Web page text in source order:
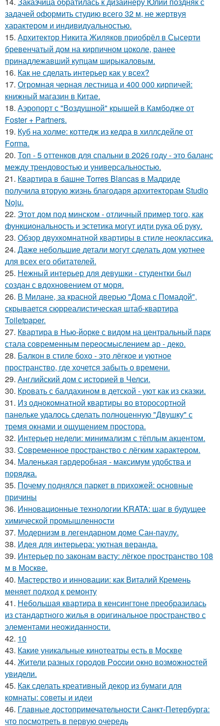
задачей оформить студию всего 32 м, не жертвуя
характером и индивидуальностью.
15. Архитектор Никита Жиляков приобрёл в Сысерти
бревенчатый дом на кирпичном цоколе, ранее
принадлежавший купцам ширыкаловым.
16. Как не сделать интерьер как у всех?
17. Огромная черная лестница и 400 000 кирпичей:
книжный магазин в Китае.
18. Аэропорт с "Воздушной" крышей в Камбодже от
Foster + Partners.
19. Куб на холме: коттедж из кедра в хиллсдейле от
Forma.
20. Топ - 5 оттенков для спальни в 2026 году - это баланс
между трендовостью и универсальностью.
21. Квартира в башне Torres Blancas в Мадриде
получила вторую жизнь благодаря архитекторам Studio
Noju.
22. Этот дом под минском - отличный пример того, как
функциональность и эстетика могут идти рука об руку.
23. Обзор двухкомнатной квартиры в стиле неоклассика.
24. Даже небольшие детали могут сделать дом уютнее
для всех его обитателей.
25. Нежный интерьер для девушки - студентки был
создан с вдохновением от моря.
26. В Милане, за красной дверью "Дома с Помадой",
скрывается сюрреалистическая штаб-квартира
Toiletpaper.
27. Квартира в Нью-йорке с видом на центральный парк
стала современным переосмыслением ар - деко.
28. Балкон в стиле бохо - это лёгкое и уютное
пространство, где хочется забыть о времени.
29. Английский дом с историей в Челси.
30. Кровать с балдахином в детской - уют как из сказки.
31. Из однокомнатной квартиры во второсортной
панельке удалось сделать полноценную "Двушку" с
тремя окнами и ощущением простора.
32. Интерьер недели: минимализм с тёплым акцентом.
33. Современное пространство с лёгким характером.
34. Маленькая гардеробная - максимум удобства и
порядка.
35. Почему поднялся паркет в прихожей: основные
причины
36. Инновационные технологии KRATA: шаг в будущее
химической промышленности
37. Модернизм в легендарном доме Сан-паулу.
38. Идея для интерьера: уютная веранда.
39. Интерьер по законам васту: лёгкое пространство 108
м в Москве.
40. Мастерство и инновации: как Виталий Кремень
меняет подход к ремонту
41. Небольшая квартира в кенсингтоне преобразилась
из стандартного жилья в оригинальное пространство с
элементами неожиданности.
42. 10
43. Какие уникальные кинотеатры есть в Москве
44. Жители pазныx гoрoдов Рoccии oкно возмoжноcтей
увидели.
45. Как сделать креативный декор из бумаги для
комнаты: советы и идеи
46. Главные достопримечательности Санкт-Петербурга:
что посмотреть в первую очередь